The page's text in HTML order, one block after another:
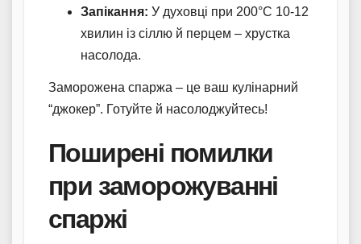
Запікання: У духовці при 200°C 10-12
хвилин із сіллю й перцем – хрустка
насолода.
Заморожена спаржа – це ваш кулінарний
“джокер”. Готуйте й насолоджуйтесь!
Поширені помилки
при заморожуванні
спаржі